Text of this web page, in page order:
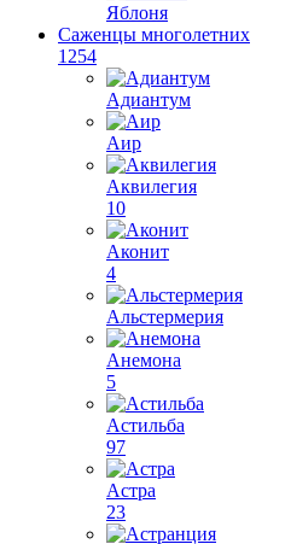
Яблоня
Саженцы многолетних
1254
Адиантум
Аир
Аквилегия
10
Аконит
4
Альстермерия
Анемона
5
Астильба
97
Астра
23